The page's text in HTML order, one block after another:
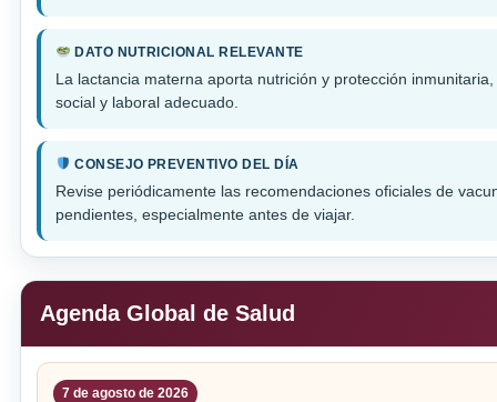
DATO NUTRICIONAL RELEVANTE
La lactancia materna aporta nutrición y protección
social y laboral adecuado.
CONSEJO PREVENTIVO DEL DÍA
Revise periódicamente las recomendaciones oficiales de
pendientes, especialmente antes de viajar.
Agenda Global de Salud
7 de agosto de 2026